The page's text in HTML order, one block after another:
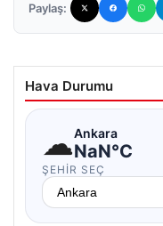
Paylaş:
Hava Durumu
☁Ankara
NaN°C
ŞEHIR SEÇ